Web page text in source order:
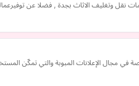
نقل وتغليف الاثاث بجدة , فضلا عن
في مجال الإعلانات المبوبة والتي تمكّن